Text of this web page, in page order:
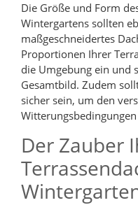
Die Größe und Form
Wintergartens sollten
maßgeschneidertes
Proportionen Ihrer
die Umgebung ein und
Gesamtbild. Zudem
sicher sein, um den
Der Zauber